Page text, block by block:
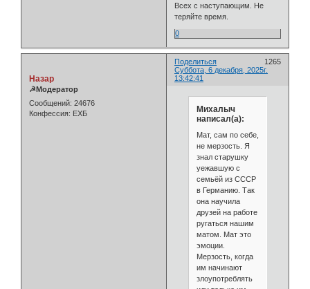
Всех с наступающим. Не
теряйте время.
0
Поделиться
1265
Суббота, 6 декабря, 2025г.
13:42:41
Назар
☭Модератор
Сообщений: 24676
Конфессия: ЕХБ
Михалыч
написал(а):
Мат, сам по себе,
не мерзость. Я
знал старушку
уежавшую с
семьёй из СССР
в Германию. Так
она научила
друзей на работе
ругаться нашим
матом. Мат это
эмоции.
Мерзость, когда
им начинают
злоупотреблять